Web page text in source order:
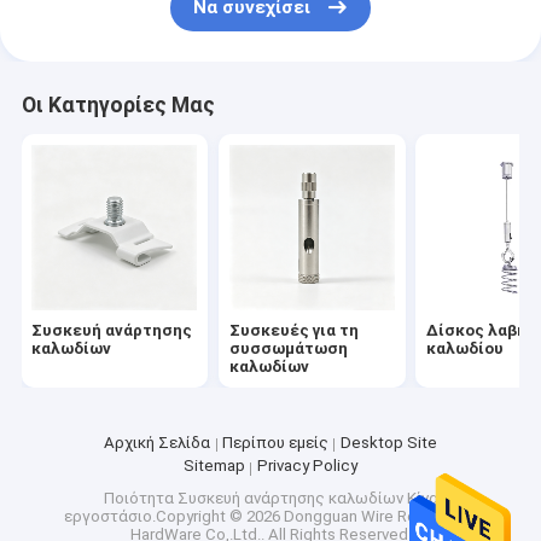
μπρελόκ με θηλιά καλωδίου
καλώδιο για σκύλους
καλώδια φρένων
Δαχτυλίδια Ring Sling
Να συνεχίσει
Οι Κατηγορίες Μας
Συσκευή ανάρτησης
καλωδίων
Συσκευές για τη
συσσωμάτωση
καλωδίων
Δίσκος λαβής
καλωδίου
Αρχική Σελίδα Περίπου εμείς
Desktop Site
Sitemap
Privacy Policy
Ποιότητα Συσκευή ανάρτησης καλωδίωνΚίνα
εργοστάσιο.Copyright © 2026 Dongguan Wire Rope Mate
HardWare Co,.Ltd.. All Rights Reserved.